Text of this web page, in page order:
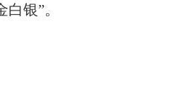
白银”。